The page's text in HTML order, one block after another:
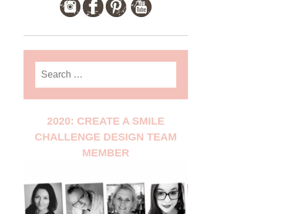
2020: CREATE A SMILE
CHALLENGE DESIGN TEAM
MEMBER